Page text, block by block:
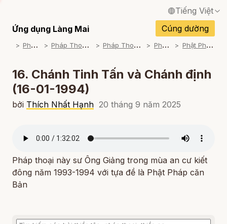
Tiếng Việt
English / Tiếng Anh
Français / Tiếng Pháp
Español / Tiếng Tây Ban Nha
Italiano / Tiếng Ý
Ứng dụng Làng Mai
Cúng dường
P
háp Thoại P
háp Thoại Thiền Sư Thích Nhất Hạnh P
háp Thoại Theo Bộ An Cư Kiết Đông P
háp Thoại Mp3 P
hật Pháp Căn Bản (1993-1994)
16. Chánh Tinh Tấn và Chánh định
(16-01-1994)
bởi Thích Nhất Hạnh 20 tháng 9 năm 2025
Pháp thoại này sư Ông Giảng trong mùa an cư kiết
đông năm 1993-1994 với tựa đề là Phật Pháp căn
Bản